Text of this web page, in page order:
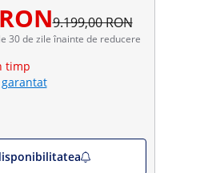
9.199,00 RON
30 de zile înainte de reducere
timp